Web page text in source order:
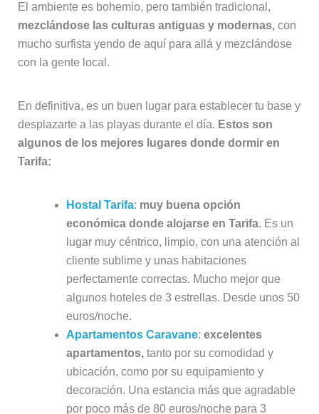
El ambiente es bohemio, pero también tradicional,
mezclándose las culturas antiguas y modernas,con
mucho surfista yendo de aquí para allá y mezclándose
con la gente local.
En definitiva, es un buen lugar para establecer tu base y
desplazarte a las playas durante el día. Estos son
algunos de los mejores lugares donde dormir en
Tarifa:
Hostal Tarifa: muy buena opción
económica donde alojarse en Tarifa. Es un
lugar muy céntrico, limpio, con una atención al
cliente sublime y unas habitaciones
perfectamente correctas. Mucho mejor que
algunos hoteles de 3 estrellas. Desde unos 50
euros/noche.
Apartamentos Caravane: excelentes
apartamentos,tanto por su comodidad y
ubicación, como por su equipamiento y
decoración. Una estancia más que agradable
por poco más de 80 euros/noche para 3